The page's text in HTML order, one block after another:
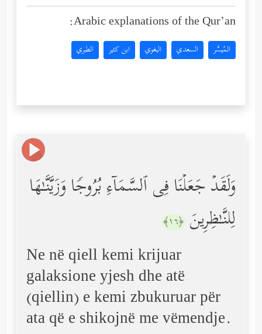
Arabic explanations of the Qur’an:
المُيسَّر السعدي البغوي ابن كثير الطبري
وَلَقَدۡ جَعَلۡنَا فِی ٱلسَّمَاۤءِ بُرُوجࣰا وَزَیَّنَّـٰهَا
لِلنَّـٰظِرِینَ ﴿١٦﴾
Ne në qiell kemi krijuar
galaksione yjesh dhe atë
(qiellin) e kemi zbukuruar për
ata që e shikojnë me vëmendje.